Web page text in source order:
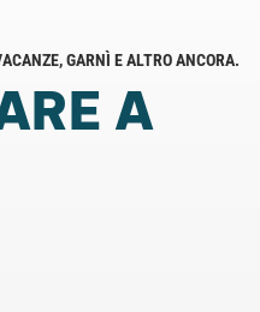
GARNÌ E ALTRO ANCORA.
A